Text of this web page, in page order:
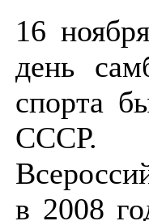
16
день
спорта
СССР.
в 2008